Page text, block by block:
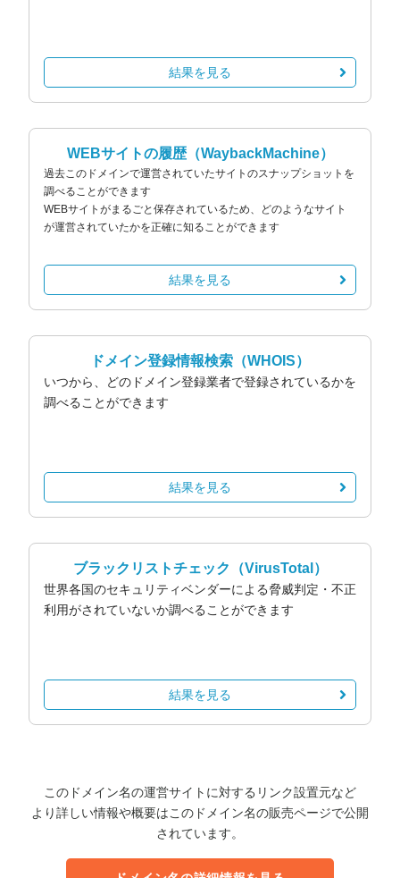
結果を見る
WEBサイトの履歴（WaybackMachine）
過去このドメインで運営されていたサイトのスナップショットを
調べることができます
WEBサイトがまるごと保存されているため、どのようなサイト
が運営されていたかを正確に知ることができます
結果を見る
ドメイン登録情報検索 （WHOIS）
いつから、どのドメイン登録業者で登録されているかを
調べることができます
結果を見る
ブラックリストチェック （VirusTotal）
世界各国のセキュリティベンダーによる脅威判定・不正
利用がされていないか調べることができます
結果を見る
このドメイン名の運営サイトに対するリンク設置元など
より詳しい情報や概要はこのドメイン名の販売ページで公開
されています。